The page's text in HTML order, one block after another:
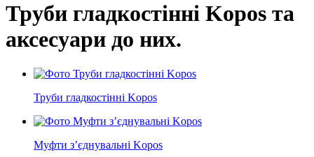
Труби гладкостінні Kopos та
аксесуари до них.
Труби гладкостінні Kopos
Муфти з’єднувальні Kopos